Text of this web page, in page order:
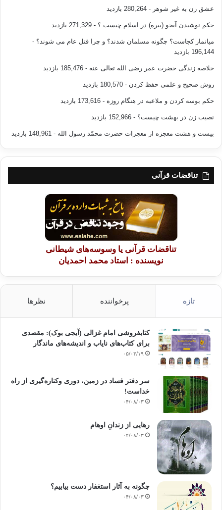
عشق زن به غیر شوهر - 280,264 بازدید
حکم نوشیدن آبجو (بیره) در اسلام چیست ؟ - 271,329 بازدید
میانمار کجاست؟ چگونه مسلمان شدند؟ و چرا قتل عام می شوند؟ -
196,144 بازدید
خلاصه زندگی حضرت عمر رضی الله تعالی عنه - 185,476 بازدید
روش صحیح و علمی حفظ کردن - 180,570 بازدید
حکم بوسه کردن و ملاعبه در هنگام روزه - 173,616 بازدید
نصیب زن در بهشت چیست؟ - 152,966 بازدید
بیست و هشت معجزه از معجزات حضرت محمّد رسول الله - 148,961 بازدید
تناقضات قرآنی
تناقضات قرآنی یا وسوسه‌های شیطانی
نویسنده : استاد محمد احمدیان
تازه پرخواننده نظرها
کتابفروشی امام غزالی (آیجی بوک): مقصدی
برای کتاب‌های نایاب و اندیشه‌های ماندگار
۰۵/۰۳/۱۹
سر دفتر فساد در زمین‌، دوری وکناره‌گیری از راه
خداست‌!
۰۴/۰۸/۰۳
رهایی از زندانِ اوهام
۰۴/۰۸/۰۳
چگونه به آثار استغفار دست بیابیم؟
۰۴/۰۸/۰۳